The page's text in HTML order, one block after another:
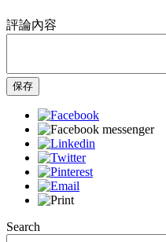
評論內容
保存
Search